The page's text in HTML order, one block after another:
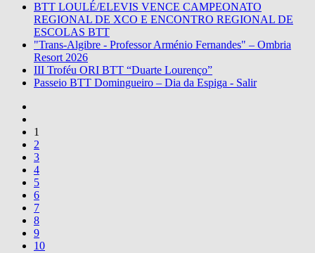
BTT LOULÉ/ELEVIS VENCE CAMPEONATO
REGIONAL DE XCO E ENCONTRO REGIONAL DE
ESCOLAS BTT
"Trans-Algibre - Professor Arménio Fernandes" – Ombria
Resort 2026
III Troféu ORI BTT “Duarte Lourenço”
Passeio BTT Domingueiro – Dia da Espiga - Salir
1
2
3
4
5
6
7
8
9
10